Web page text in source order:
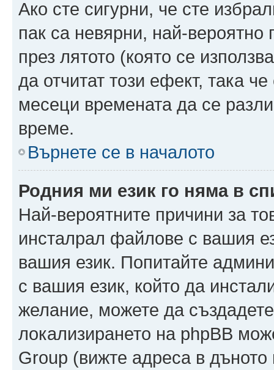
Ако сте сигурни, че сте
пак са невярни, най-
през лятото (която се
да отчитат този ефект, така
месеци времената да се
време.
Върнете се в началото
Родния ми език го няма в
Най-вероятните причини за
инсталрал файлове с вашия
вашия език. Попитайте
с вашия език, който да
желание, можете да
локализирането на phpBB
Group (вижте адреса в дъното